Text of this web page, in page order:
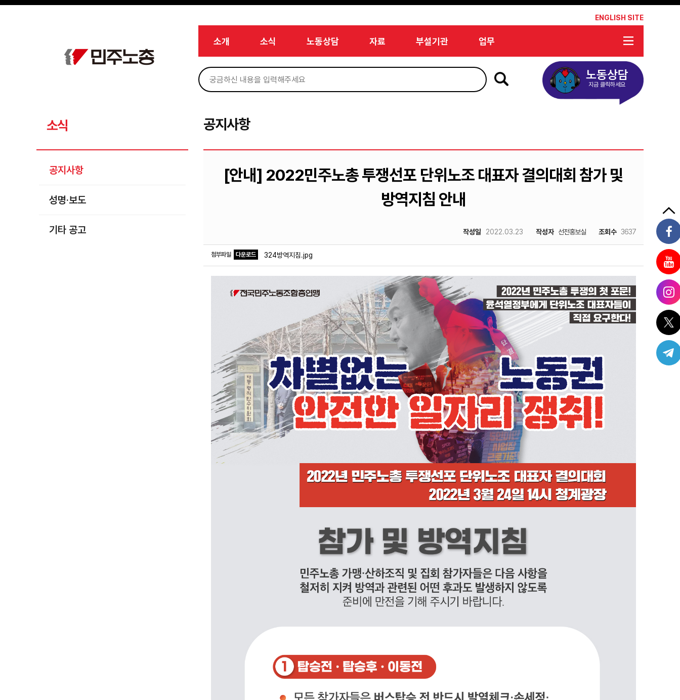
메뉴 건너뛰기
ENGLISH SITE
소개 소식 노동상담 자료 부설기관 업무
노동상담
지금 클릭하세요
소식
공지사항
성명·보도
기타 공고
공지사항
[안내] 2022민주노총 투쟁선포 단위노조 대표자 결의대회 참가 및
방역지침 안내
작성일 2022.03.23 작성자 선전홍보실 조회수 3637
첨부파일 다운로드 324방역지침.jpg
Sketchbook5, 스케치북5
Sketchbook5, 스케치북5